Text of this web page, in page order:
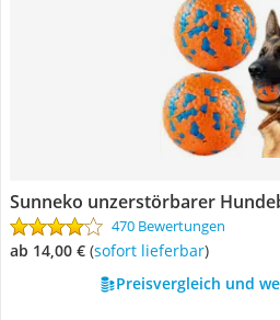
Sunneko unzerstörbarer
470 Bewertungen
ab 14,00 € ( Sofort lieferbar)
Preisvergleich und